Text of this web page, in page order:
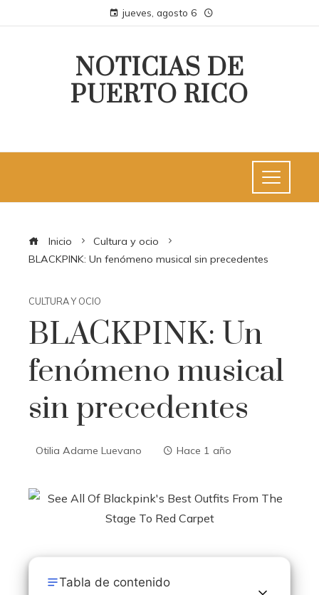
jueves, agosto 6
NOTICIAS DE
PUERTO RICO
Inicio
Cultura y ocio
BLACKPINK: Un fenómeno musical sin precedentes
CULTURA Y OCIO
BLACKPINK: Un
fenómeno musical
sin precedentes
Otilia Adame Luevano Hace 1 año
Tabla de contenido